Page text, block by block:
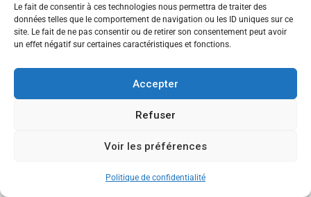
Le fait de consentir à ces technologies nous permettra de traiter des
données telles que le comportement de navigation ou les ID uniques sur ce
site. Le fait de ne pas consentir ou de retirer son consentement peut avoir
un effet négatif sur certaines caractéristiques et fonctions.
Accepter
Refuser
Voir les préférences
Politique de confidentialité
Voyager en Suisse – Axelle M.
Voyagez au Burkina faso – Aida T.CANDIDATEZ MAINTENANT